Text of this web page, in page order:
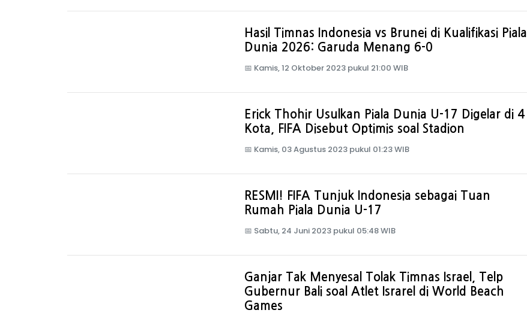
Hasil Timnas Indonesia vs Brunei di Kualifikasi Piala
Dunia 2026: Garuda Menang 6-0
📅 Kamis, 12 Oktober 2023 pukul 21:00 WIB
Erick Thohir Usulkan Piala Dunia U-17 Digelar di 4
Kota, FIFA Disebut Optimis soal Stadion
📅 Kamis, 03 Agustus 2023 pukul 01:23 WIB
RESMI! FIFA Tunjuk Indonesia sebagai Tuan
Rumah Piala Dunia U-17
📅 Sabtu, 24 Juni 2023 pukul 05:48 WIB
Ganjar Tak Menyesal Tolak Timnas Israel, Telp
Gubernur Bali soal Atlet Israrel di World Beach
Games